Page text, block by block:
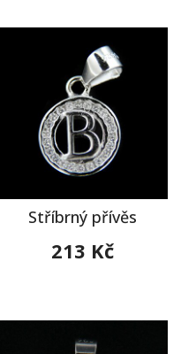
Stříbrný přívěs
213 Kč